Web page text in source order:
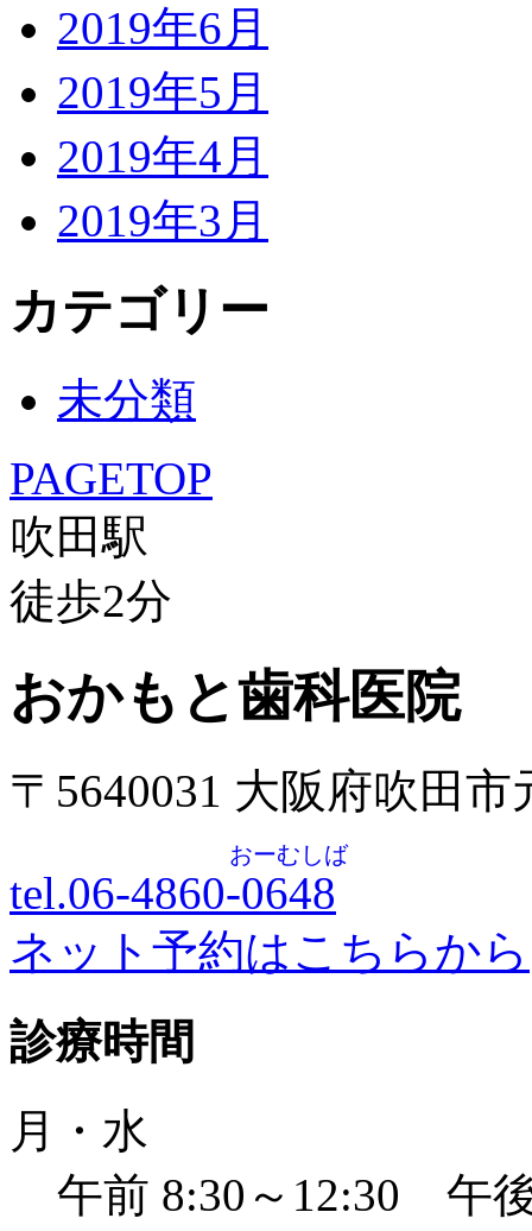
2019年6月
2019年5月
2019年4月
2019年3月
カテゴリー
未分類
PAGETOP
吹田駅
徒歩2分
おかもと歯科医院
〒5640031 大阪府吹田
tel.06-4860-0648
おーむしば
ネット予約はこちらから
診療時間
月・水
午前 8:30～12:30 午